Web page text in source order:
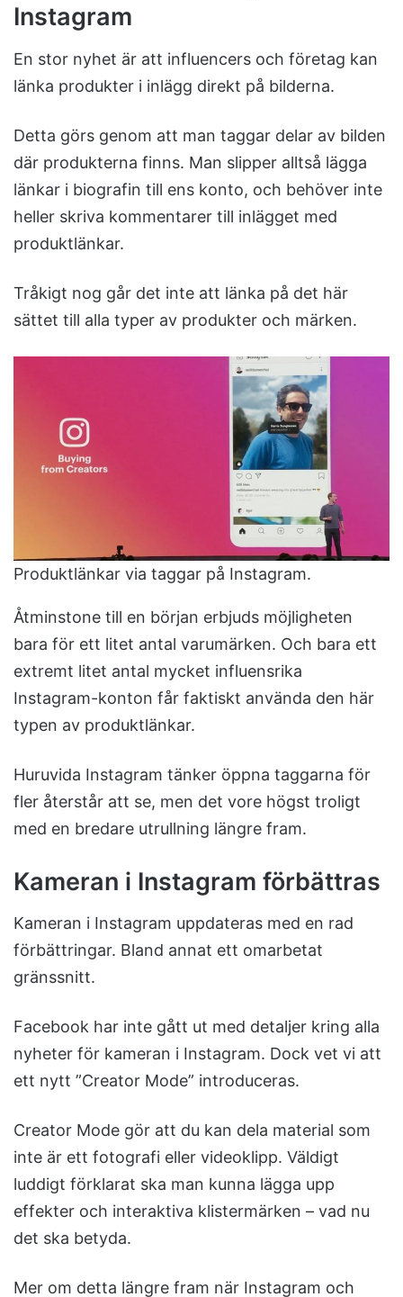
Instagram
En stor nyhet är att influencers och företag kan
länka produkter i inlägg direkt på bilderna.
Detta görs genom att man taggar delar av bilden
där produkterna finns. Man slipper alltså lägga
länkar i biografin till ens konto, och behöver inte
heller skriva kommentarer till inlägget med
produktlänkar.
Tråkigt nog går det inte att länka på det här
sättet till alla typer av produkter och märken.
Produktlänkar via taggar på Instagram.
Åtminstone till en början erbjuds möjligheten
bara för ett litet antal varumärken. Och bara ett
extremt litet antal mycket influensrika
Instagram-konton får faktiskt använda den här
typen av produktlänkar.
Huruvida Instagram tänker öppna taggarna för
fler återstår att se, men det vore högst troligt
med en bredare utrullning längre fram.
Kameran i Instagram förbättras
Kameran i Instagram uppdateras med en rad
förbättringar. Bland annat ett omarbetat
gränssnitt.
Facebook har inte gått ut med detaljer kring alla
nyheter för kameran i Instagram. Dock vet vi att
ett nytt ”Creator Mode” introduceras.
Creator Mode gör att du kan dela material som
inte är ett fotografi eller videoklipp. Väldigt
luddigt förklarat ska man kunna lägga upp
effekter och interaktiva klistermärken – vad nu
det ska betyda.
Mer om detta längre fram när Instagram och